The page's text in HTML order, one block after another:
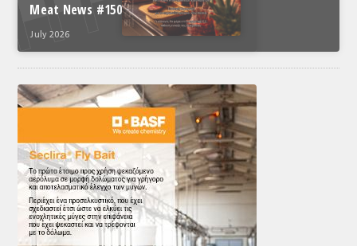
Meat News #150
July 2026